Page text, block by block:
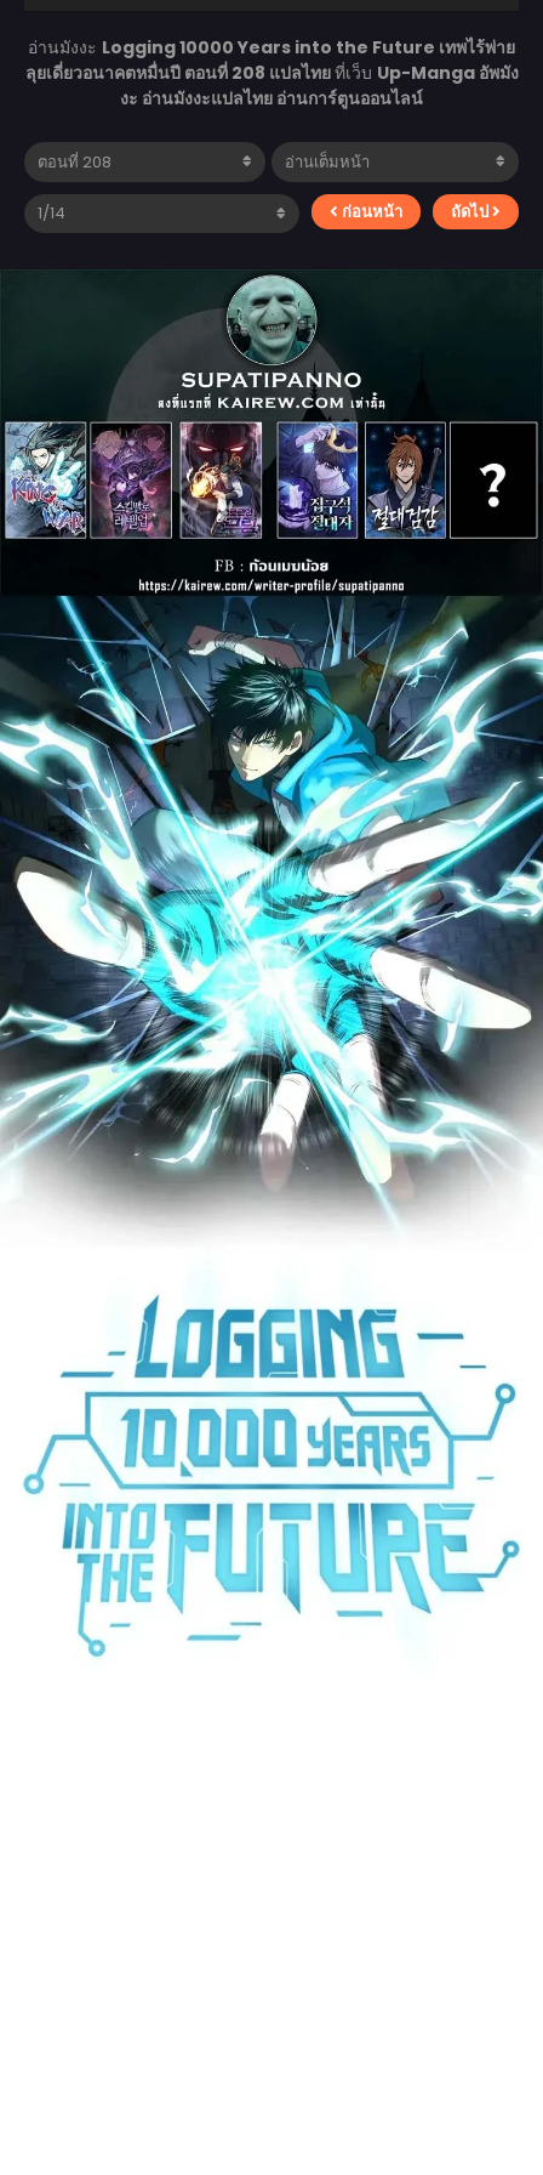
อ่านมังงะ Logging 10000 Years into the Future เทพไร้พ่าย
ลุยเดี่ยวอนาคตหมื่นปี ตอนที่ 208 แปลไทยที่เว็บ Up-Manga อัพมัง
งะ อ่านมังงะแปลไทย อ่านการ์ตูนออนไลน์
ก่อนหน้า ถัดไป